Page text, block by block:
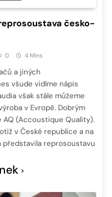
česko-
0 4 Mins
a jiných
všude vidíme nápis
však stále můžeme
v Evropě. Dobrým
(Accoustique Quality).
v České republice a na
představila reprosoustavu